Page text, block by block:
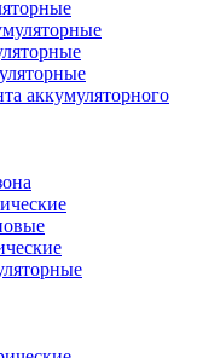
аккумуляторного